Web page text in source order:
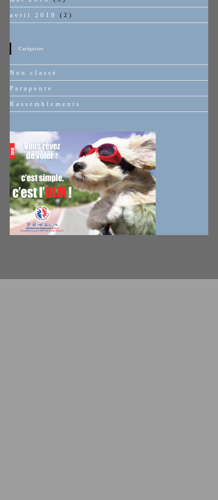
avril 2018 (2)
Catégories
Non classé
Parapente
Rassemblements